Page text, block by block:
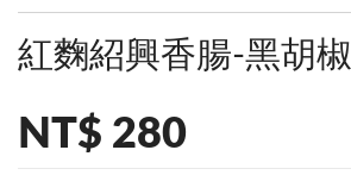
紅麴紹興香腸-黑胡椒
NT$ 280